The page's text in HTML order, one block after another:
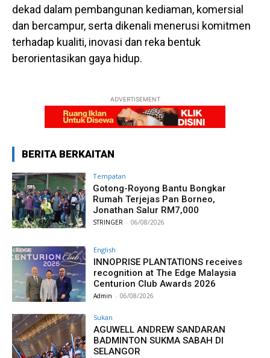
dekad dalam pembangunan kediaman, komersial
dan bercampur, serta dikenali menerusi komitmen
terhadap kualiti, inovasi dan reka bentuk
berorientasikan gaya hidup.
ADVERTISEMENT
BERITA BERKAITAN
Tempatan
Gotong-Royong Bantu Bongkar
Rumah Terjejas Pan Borneo,
Jonathan Salur RM7,000
STRINGER - 06/08/2026
English
INNOPRISE PLANTATIONS receives
recognition at The Edge Malaysia
Centurion Club Awards 2026
Admin - 06/08/2026
Sukan
AGUWELL ANDREW SANDARAN
BADMINTON SUKMA SABAH DI
SELANGOR